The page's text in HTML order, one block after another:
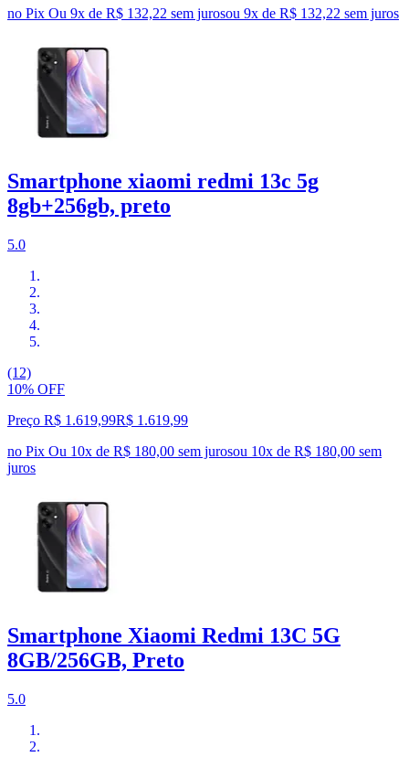
no Pix Ou 9x de R$ 132,22 sem jurosou 9x de R$ 132,22 sem juros
Smartphone xiaomi redmi 13c 5g
8gb+256gb, preto
5.0
(12)
10% OFF
Preço R$ 1.619,99R$ 1.619,99
no Pix Ou 10x de R$ 180,00 sem jurosou 10x de R$ 180,00 sem
juros
Smartphone Xiaomi Redmi 13C 5G
8GB/256GB, Preto
5.0